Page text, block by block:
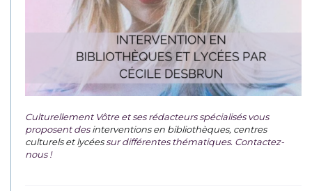
Culturellement Vôtre et ses rédacteurs spécialisés vous
proposent desinterventions en bibliothèques, centres
culturels et lycéessur différentes thématiques. Contactez-
nous !